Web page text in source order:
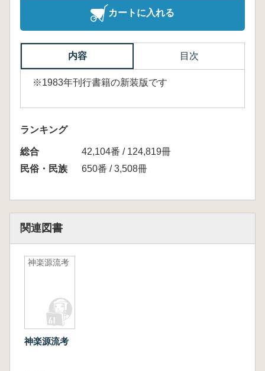
カートに入れる
内容 目次
※1983年刊行書籍の新装版です
ランキング
総合
42,104番 / 124,819冊
民俗・民族
650番 / 3,508冊
関連図書
神楽源流考
神楽源流考